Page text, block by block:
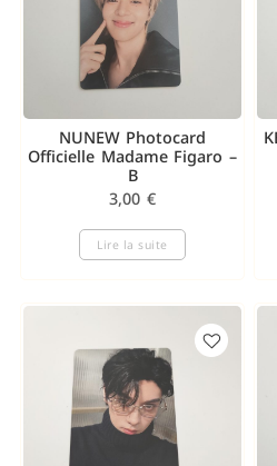
NUNEW Photocard
Officielle Madame Figaro –
B
3,00 €
Lire la suite